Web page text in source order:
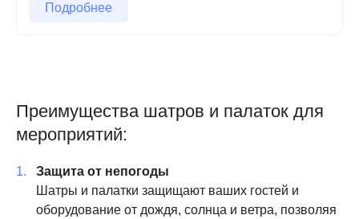
Подробнее
Преимущества шатров и палаток для
мероприятий:
Защита от непогоды
Шатры и палатки защищают ваших гостей и
оборудование от дождя, солнца и ветра, позволяя